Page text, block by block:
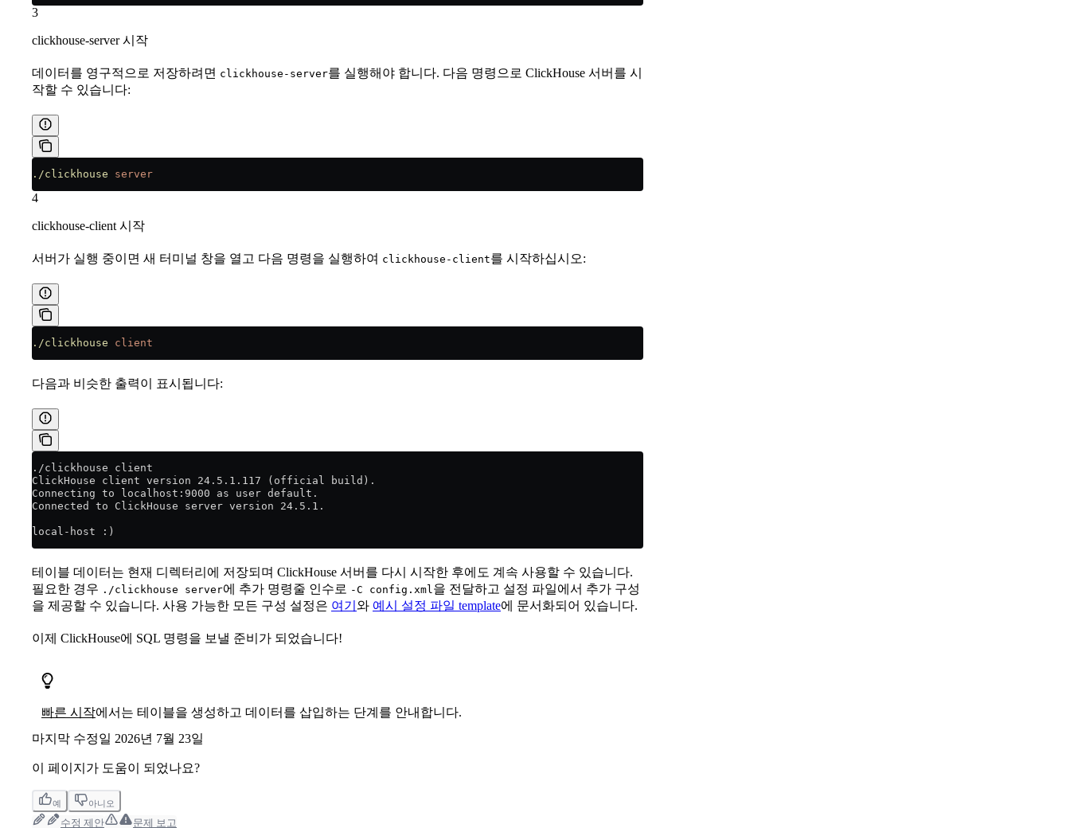
3
clickhouse-server 시작
데이터를 영구적으로 저장하려면 clickhouse-server를 실행해야 합니다. 다음 명령으로 ClickHouse 서버를 시
작할 수 있습니다:
./clickhouse server
4
clickhouse-client 시작
서버가 실행 중이면 새 터미널 창을 열고 다음 명령을 실행하여 clickhouse-client를 시작하십시오:
./clickhouse client
다음과 비슷한 출력이 표시됩니다:
./clickhouse client
ClickHouse client version 24.5.1.117 (official build).
Connecting to localhost:9000 as user default.
Connected to ClickHouse server version 24.5.1.
local-host :)
테이블 데이터는 현재 디렉터리에 저장되며 ClickHouse 서버를 다시 시작한 후에도 계속 사용할 수 있습니다.
필요한 경우 ./clickhouse server에 추가 명령줄 인수로 -C config.xml 을 전달하고 설정 파일에서 추가 구성
을 제공할 수 있습니다. 사용 가능한 모든 구성 설정은 여기 와 예시 설정 파일 template에 문서화되어 있습니다.
이제 ClickHouse에 SQL 명령을 보낼 준비가 되었습니다!
빠른 시작에서는 테이블을 생성하고 데이터를 삽입하는 단계를 안내합니다.
마지막 수정일 2026년 7월 23일
이 페이지가 도움이 되었나요?
예 아니오
수정 제안 문제 보고